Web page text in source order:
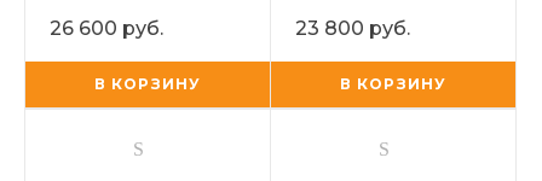
26 600 руб.
В КОРЗИНУ
23 800 руб.
В КОРЗИНУ